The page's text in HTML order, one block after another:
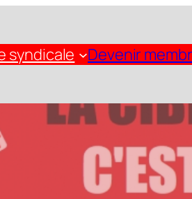
syndicale Devenir